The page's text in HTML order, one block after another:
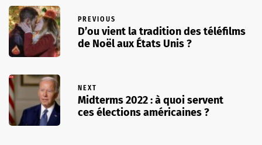
PREVIOUS
D’ou vient la tradition des téléfilms
de Noël aux États Unis ?
NEXT
Midterms 2022 : à quoi servent
ces élections américaines ?